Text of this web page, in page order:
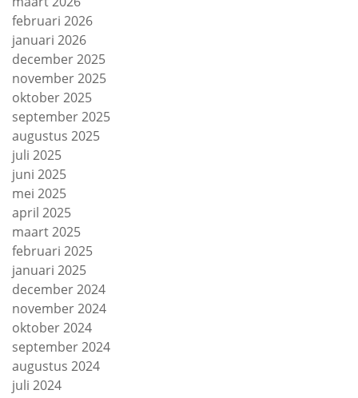
februari 2026
januari 2026
december 2025
november 2025
oktober 2025
september 2025
augustus 2025
juli 2025
juni 2025
mei 2025
april 2025
maart 2025
februari 2025
januari 2025
december 2024
november 2024
oktober 2024
september 2024
augustus 2024
juli 2024